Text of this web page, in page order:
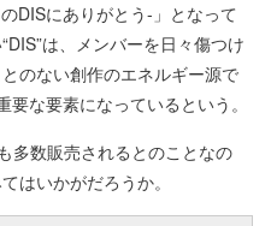
DISにありがとう-」となって
は、メンバーを日々傷つけ
のない創作のエネルギー源で
な要素になっているという。
多数販売されるとのことなの
はいかがだろうか。